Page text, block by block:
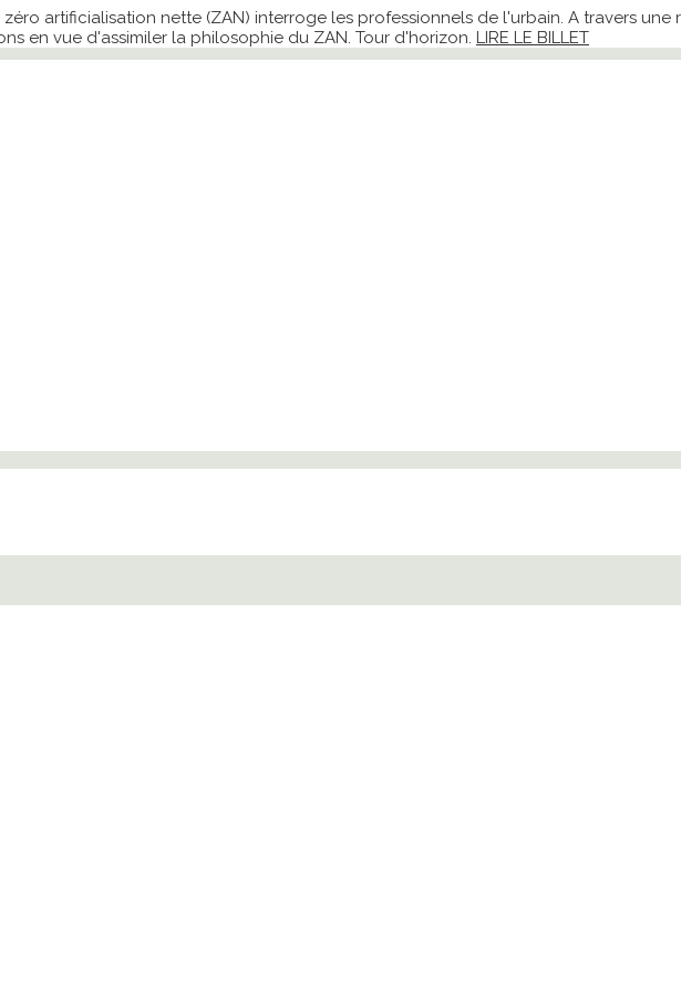
artificialisation nette (ZAN) interroge les professionnels de l'urbain. A travers
en vue d'assimiler la philosophie du ZAN. Tour d'horizon. LIRE LE BILLET